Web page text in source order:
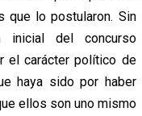
que lo postularon. Sin
inicial del concurso
el carácter político de
haya sido por haber
ellos son uno mismo